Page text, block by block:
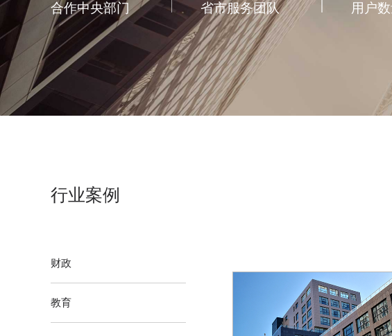
合作中央部门
省市服务团队
用户
行业案例
财政
教育